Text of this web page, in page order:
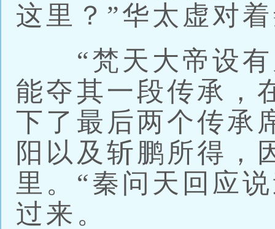
这里？”华太虚对
“梵天大帝设有
能夺其一段传承，
下了最后两个传承
阳以及斩鹏所得，
里。“秦问天回应
过来。